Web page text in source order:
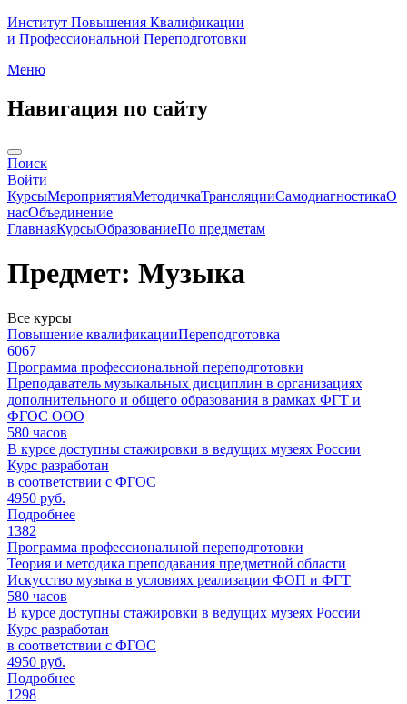
Институт Повышения Квалификации
и Профессиональной Переподготовки
Меню
Навигация по сайту
Поиск
Войти
КурсыМероприятияМетодичкаТрансляцииСамодиагностикаО
насОбъединение
ГлавнаяКурсыОбразованиеПо предметам
Предмет: Музыка
Все курсы
Повышение квалификацииПереподготовка
6067
Программа профессиональной переподготовки
Преподаватель музыкальных дисциплин в организациях
дополнительного и общего образования в рамках ФГТ и
ФГОС ООО
580 часов
В курсе доступны стажировки в ведущих музеях России
Курс разработан
в соответствии с ФГОС
4950 руб.
Подробнее
1382
Программа профессиональной переподготовки
Теория и методика преподавания предметной области
Искусство музыка в условиях реализации ФОП и ФГТ
580 часов
В курсе доступны стажировки в ведущих музеях России
Курс разработан
в соответствии с ФГОС
4950 руб.
Подробнее
1298